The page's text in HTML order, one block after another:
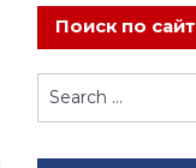
Поиск по
Search
for: